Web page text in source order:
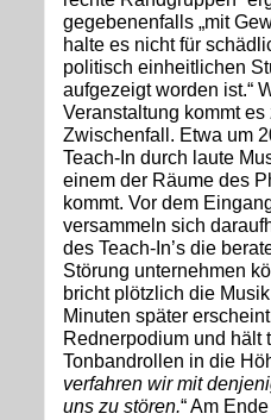
gegebenenfalls „mit
halte es nicht für
politisch einheitlichen
aufgezeigt worden ist.“
Veranstaltung kommt
Zwischenfall. Etwa um
Teach-In durch laute
einem der Räume des
kommt. Vor dem
versammeln sich
des Teach-In’s die
Störung unternehmen
bricht plötzlich die
Minuten später erscheint
Rednerpodium und hält
Tonbandrollen in die
verfahren wir mit
uns zu stören.“ Am